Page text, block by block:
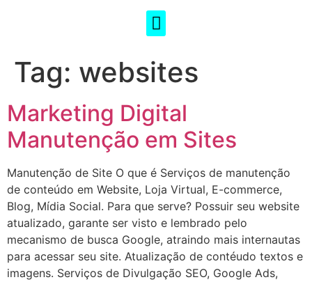
Tag: websites
Marketing Digital
Manutenção em Sites
Manutenção de Site O que é Serviços de manutenção
de conteúdo em Website, Loja Virtual, E-commerce,
Blog, Mídia Social. Para que serve? Possuir seu website
atualizado, garante ser visto e lembrado pelo
mecanismo de busca Google, atraindo mais internautas
para acessar seu site. Atualização de contéudo textos e
imagens. Serviços de Divulgação SEO, Google Ads,